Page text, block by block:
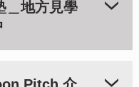
＿地方見學